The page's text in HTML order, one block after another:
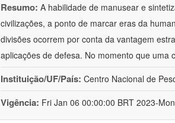
Resumo: A habilidade de manusear e
civilizações, a ponto de marcar eras da
divisões ocorrem por conta da vantagem
aplicações de defesa. No momento que uma
Instituição/UF/País: Centro Nacional de
Vigência: Fri Jan 06 00:00:00 BRT 2023-